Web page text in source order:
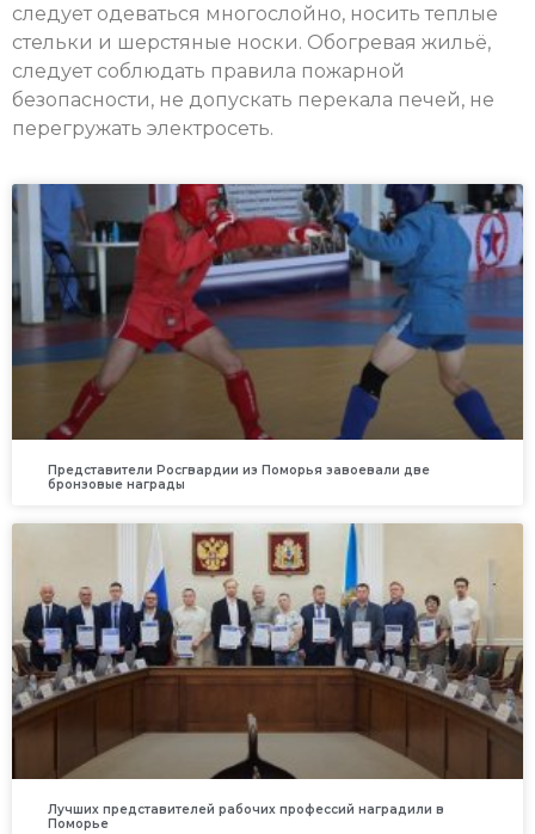
следует одеваться многослойно, носить теплые
стельки и шерстяные носки. Обогревая жильё,
следует соблюдать правила пожарной
безопасности, не допускать перекала печей, не
перегружать электросеть.
Представители Росгвардии из Поморья завоевали две
бронзовые награды
Лучших представителей рабочих профессий наградили в
Поморье